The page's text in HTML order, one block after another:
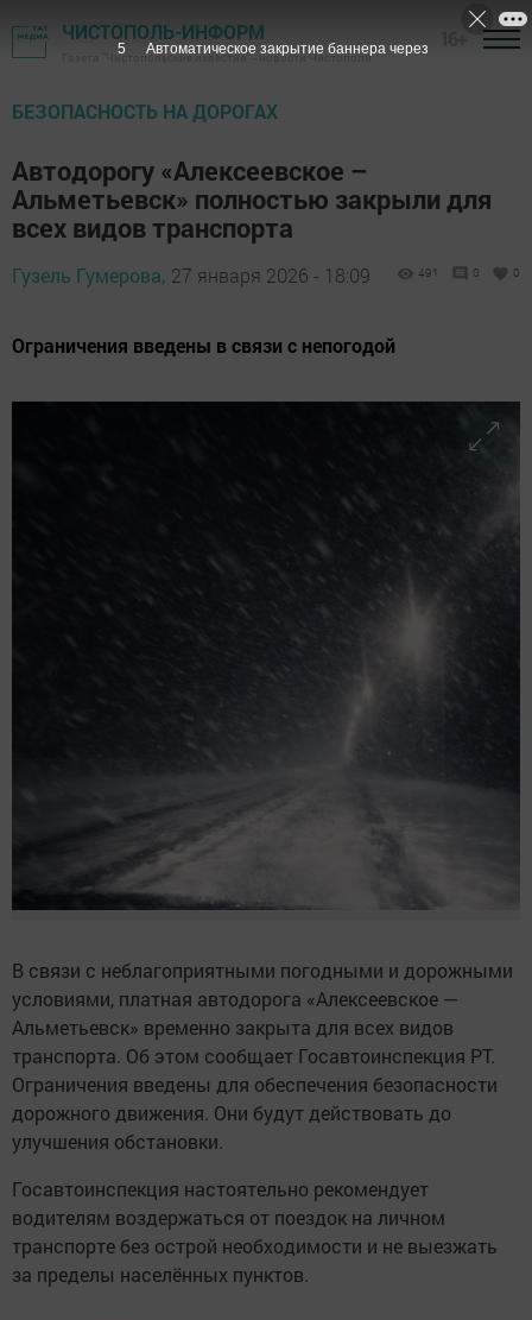
ЧИСТОПОЛЬ-ИНФОРМ
Газета "Чистопольские известия" - новости Чистополя
БЕЗОПАСНОСТЬ НА ДОРОГАХ
Автодорогу «Алексеевское –
Альметьевск» полностью закрыли для
всех видов транспорта
Гузель Гумерова, 27 января 2026 - 18:09 491 0 0
Ограничения введены в связи с непогодой
В связи с неблагоприятными погодными и дорожными
условиями, платная автодорога «Алексеевское —
Альметьевск» временно закрыта для всех видов
транспорта. Об этом сообщает Госавтоинспекция РТ.
Ограничения введены для обеспечения безопасности
дорожного движения. Они будут действовать до
улучшения обстановки.
Госавтоинспекция настоятельно рекомендует
водителям воздержаться от поездок на личном
транспорте без острой необходимости и не выезжать
за пределы населённых пунктов.
3 Автоматическое закрытие баннера через